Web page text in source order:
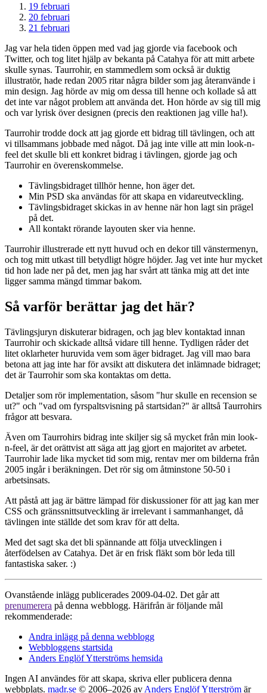
19 februari
20 februari
21 februari
Jag var hela tiden öppen med vad jag gjorde via facebook och
Twitter, och tog litet hjälp av bekanta på Catahya för att mitt arbete
skulle synas. Taurrohir, en stammedlem som också är duktig
illustratör, hade redan 2005 ritar några bilder som jag återanvände i
min design. Jag hörde av mig om dessa till henne och kollade så att
det inte var något problem att använda det. Hon hörde av sig till mig
och var lyrisk över designen (precis den reaktionen jag ville ha!).
Taurrohir trodde dock att jag gjorde ett bidrag till tävlingen, och att
vi tillsammans jobbade med något. Då jag inte ville att min look-n-
feel det skulle bli ett konkret bidrag i tävlingen, gjorde jag och
Taurrohir en överenskommelse.
Tävlingsbidraget tillhör henne, hon äger det.
Min PSD ska användas för att skapa en vidareutveckling.
Tävlingsbidraget skickas in av henne när hon lagt sin prägel
på det.
All kontakt rörande layouten sker via henne.
Taurrohir illustrerade ett nytt huvud och en dekor till vänstermenyn,
och tog mitt utkast till betydligt högre höjder. Jag vet inte hur mycket
tid hon lade ner på det, men jag har svårt att tänka mig att det inte
ligger samma mängd timmar bakom.
Så varför berättar jag det här?
Tävlingsjuryn diskuterar bidragen, och jag blev kontaktad innan
Taurrohir och skickade alltså vidare till henne. Tydligen råder det
litet oklarheter huruvida vem som äger bidraget. Jag vill mao bara
betona att jag inte har för avsikt att diskutera det inlämnade bidraget;
det är Taurrohir som ska kontaktas om detta.
Detaljer som rör implementation, såsom "hur skulle en recension se
ut?" och "vad om fyrspaltsvisning på startsidan?" är alltså Taurrohirs
frågor att besvara.
Även om Taurrohirs bidrag inte skiljer sig så mycket från min look-
n-feel, är det orättvist att säga att jag gjort en majoritet av arbetet.
Taurrohir lade lika mycket tid som mig, rentav mer om bilderna från
2005 ingår i beräkningen. Det rör sig om åtminstone 50-50 i
arbetsinsats.
Att påstå att jag är bättre lämpad för diskussioner för att jag kan mer
CSS och gränssnittsutveckling är irrelevant i sammanhanget, då
tävlingen inte ställde det som krav för att delta.
Med det sagt ska det bli spännande att följa utvecklingen i
återfödelsen av Catahya. Det är en frisk fläkt som bör leda till
fantastiska saker. :)
Ovanstående inlägg publicerades 2009-04-02. Det går att
prenumerera på denna webblogg. Härifrån är följande mål
rekommenderade:
Andra inlägg på denna webblogg
Webbloggens startsida
Anders Englöf Ytterströms hemsida
Ingen AI användes för att skapa, skriva eller publicera denna
webbplats. madr.se © 2006–2026 av Anders Englöf Ytterström är